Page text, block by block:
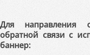
Для направления
обратной связи с
баннер: